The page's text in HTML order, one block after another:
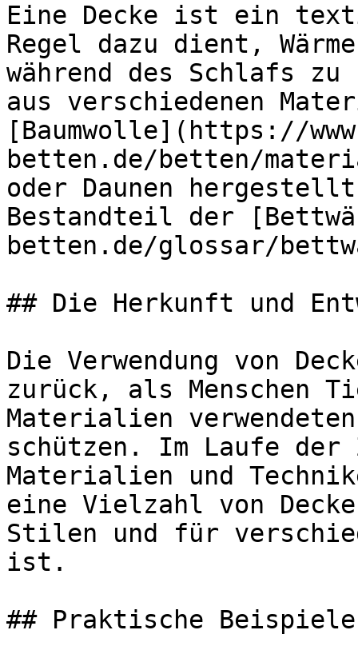
Eine Decke ist ein
Regel dazu dient,
während des Schlafs
aus verschiedenen
[Baumwolle](https://
betten.de/betten/
oder Daunen
Bestandteil der
betten.de/glossar/
## Die Herkunft und
Die Verwendung von
zurück, als Menschen
Materialien
schützen. Im Laufe
Materialien und
eine Vielzahl von
Stilen und für
ist.
## Praktische